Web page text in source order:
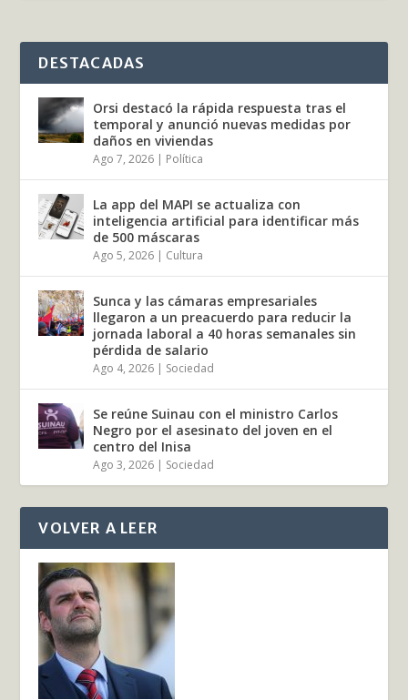
DESTACADAS
Orsi destacó la rápida respuesta tras el
temporal y anunció nuevas medidas por
daños en viviendas
Ago 7, 2026 | Política
La app del MAPI se actualiza con
inteligencia artificial para identificar más
de 500 máscaras
Ago 5, 2026 | Cultura
Sunca y las cámaras empresariales
llegaron a un preacuerdo para reducir la
jornada laboral a 40 horas semanales sin
pérdida de salario
Ago 4, 2026 | Sociedad
Se reúne Suinau con el ministro Carlos
Negro por el asesinato del joven en el
centro del Inisa
Ago 3, 2026 | Sociedad
VOLVER A LEER